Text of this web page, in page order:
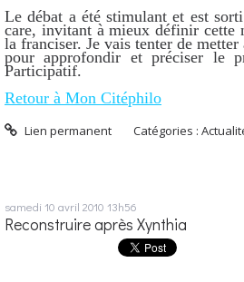
Le débat a été stimulant et est
care, invitant à mieux définir cette
la franciser. Je vais tenter de
pour approfondir et préciser le
Participatif.
Retour à Mon Citéphilo
Lien permanent Catégories :
samedi 10 avril 2010 13h56
Reconstruire après Xynthia